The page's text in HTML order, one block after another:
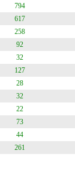
794
617
258
92
32
127
28
32
22
73
44
261